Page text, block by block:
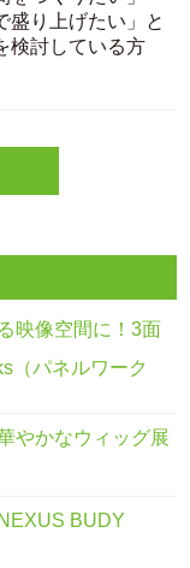
盛り上げたい」と
検討している方
映像空間に！3面
（パネルワーク
やかなウィッグ展
BUDY